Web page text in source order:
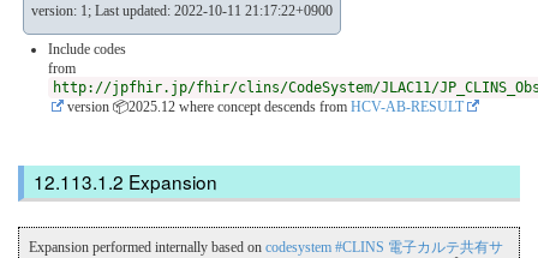
version: 1; Last updated: 2022-10-11 21:17:22+0900
Include codes
from
http://jpfhir.jp/fhir/clins/CodeSystem/JLAC11/
version 📦2025.12 where concept descends from HCV-AB-RESULT
Expansion
Expansion performed internally based on codesystem #CLINS 電子カルテ共有サ